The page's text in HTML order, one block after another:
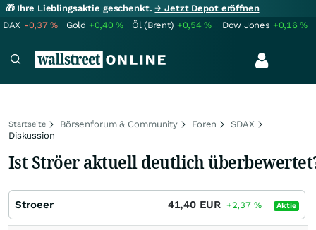
🎁 Ihre Lieblingsaktie geschenkt.→ Jetzt Depot eröffnen
DAX -0,37% Gold +0,40% Öl (Brent) +0,54% Dow Jones +0,16%
Startseite Börsenforum & Community Foren
SDAX
Diskussion
Ist Ströer aktuell deutlich
Stroeer 41,40 EUR +2,37 % Aktie